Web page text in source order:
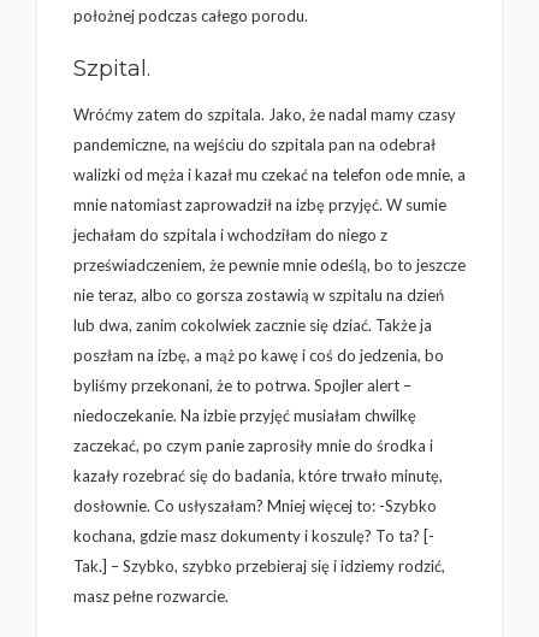
położnej podczas całego porodu.
Szpital.
Wróćmy zatem do szpitala. Jako, że nadal mamy czasy
pandemiczne, na wejściu do szpitala pan na odebrał
walizki od męża i kazał mu czekać na telefon ode mnie, a
mnie natomiast zaprowadził na izbę przyjęć. W sumie
jechałam do szpitala i wchodziłam do niego z
przeświadczeniem, że pewnie mnie odeślą, bo to jeszcze
nie teraz, albo co gorsza zostawią w szpitalu na dzień
lub dwa, zanim cokolwiek zacznie się dziać. Także ja
poszłam na izbę, a mąż po kawę i coś do jedzenia, bo
byliśmy przekonani, że to potrwa. Spojler alert –
niedoczekanie. Na izbie przyjęć musiałam chwilkę
zaczekać, po czym panie zaprosiły mnie do środka i
kazały rozebrać się do badania, które trwało minutę,
dosłownie. Co usłyszałam? Mniej więcej to: -Szybko
kochana, gdzie masz dokumenty i koszulę? To ta? [-
Tak.] – Szybko, szybko przebieraj się i idziemy rodzić,
masz pełne rozwarcie.